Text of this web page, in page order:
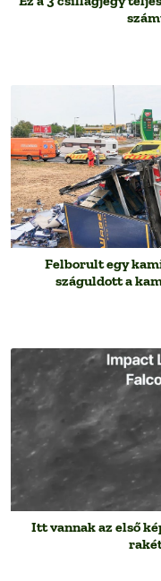
Felborult egy
száguldott a
Itt vannak az első